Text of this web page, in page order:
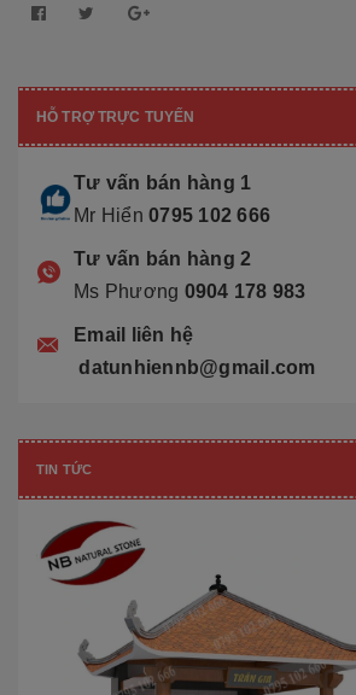
HỖ TRỢ TRỰC TUYẾN
Tư vấn bán hàng 1
Mr Hiển 0795 102 666
Tư vấn bán hàng 2
Ms Phương 0904 178 983
Email liên hệ
datunhiennb@gmail.com
TIN TỨC